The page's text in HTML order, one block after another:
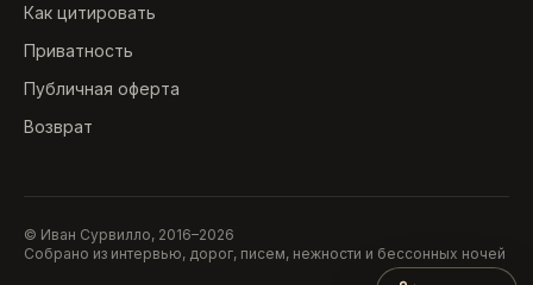
Как цитировать
Приватность
Публичная оферта
Возврат
© Иван Сурвилло, 2016–2026
Собрано из интервью, дорог, писем, нежности и бессонных ночей